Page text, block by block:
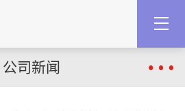
公司新闻